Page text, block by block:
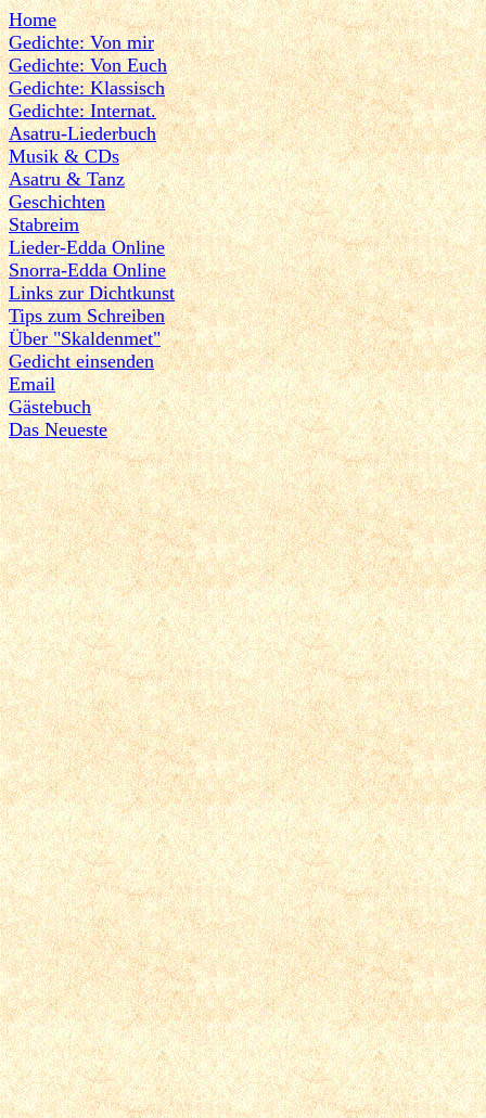
Home
Gedichte: Von mir
Gedichte: Von Euch
Gedichte: Klassisch
Gedichte: Internat.
Asatru-Liederbuch
Musik & CDs
Asatru & Tanz
Geschichten
Stabreim
Lieder-Edda Online
Snorra-Edda Online
Links zur Dichtkunst
Tips zum Schreiben
Über "Skaldenmet"
Gedicht einsenden
Email
Gästebuch
Das Neueste